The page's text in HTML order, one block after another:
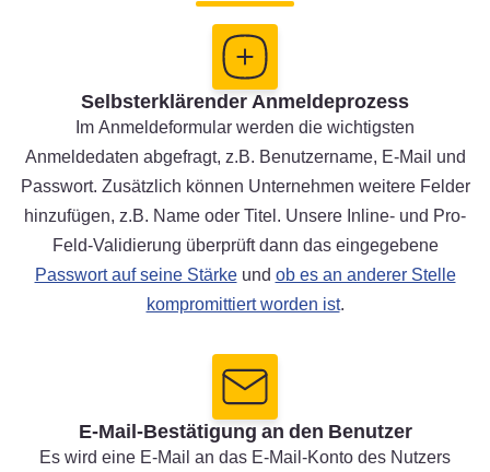
Selbsterklärender Anmeldeprozess
Im Anmeldeformular werden die wichtigsten
Anmeldedaten abgefragt, z.B. Benutzername, E-Mail und
Passwort. Zusätzlich können Unternehmen weitere Felder
hinzufügen, z.B. Name oder Titel. Unsere Inline- und Pro-
Feld-Validierung überprüft dann das eingegebene
Passwort auf seine Stärkeund ob es an anderer Stelle
kompromittiert worden ist.
E-Mail-Bestätigung an den Benutzer
Es wird eine E-Mail an das E-Mail-Konto des Nutzers